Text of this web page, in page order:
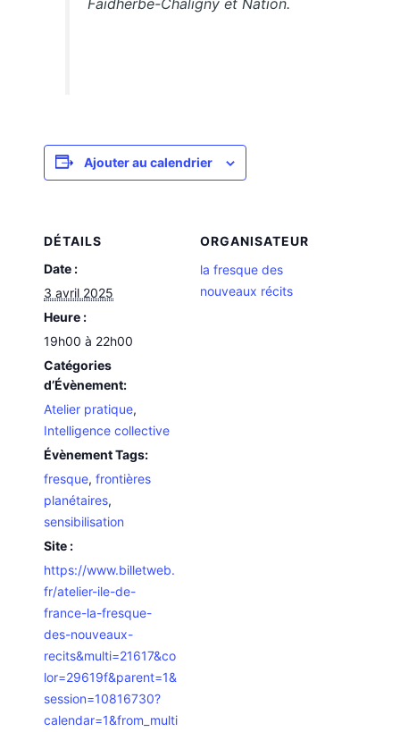
Ajouter au calendrier
DÉTAILS
Date :
3 avril 2025
Heure :
19h00 à 22h00
Catégories
d’Évènement:
Atelier pratique,
Intelligence collective
Évènement Tags:
fresque,frontières
planétaires,
sensibilisation
Site :
https://www.billetweb.
fr/atelier-ile-de-
france-la-fresque-
des-nouveaux-
recits&multi=21617&co
lor=29619f&parent=1&
session=10816730?
calendar=1&from_multi
ORGANISATEUR
la fresque des
nouveaux récits